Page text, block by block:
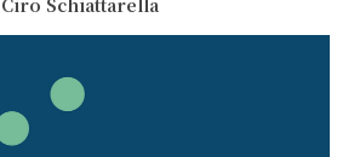
Ciro Schiattarella